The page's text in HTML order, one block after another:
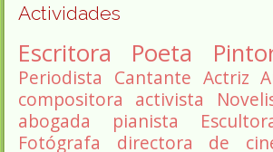
Actividades
Escritora Poeta
Periodista Cantante Actriz
compositora activista
abogada
pianista
Fotógrafa
directora de